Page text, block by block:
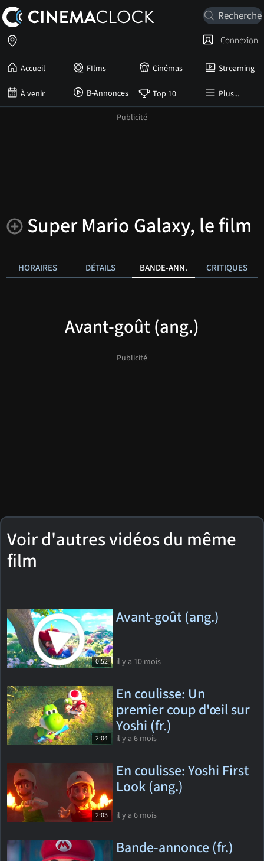
Accueil FIlms Cinémas Streaming
À venir B-Annonces Top 10 Plus...
Connexion
Super Mario Galaxy, le film
HORAIRES DÉTAILS BANDE-ANN. CRITIQUES
Avant-goût (ang.)
Voir d'autres vidéos du même
film
0:52
Avant-goût (ang.)
il y a 10 mois
2:04
En coulisse: Un
premier coup d'œil sur
Yoshi (fr.)
il y a 6 mois
2:03
En coulisse: Yoshi First
Look (ang.)
il y a 6 mois
Bande-annonce (fr.)